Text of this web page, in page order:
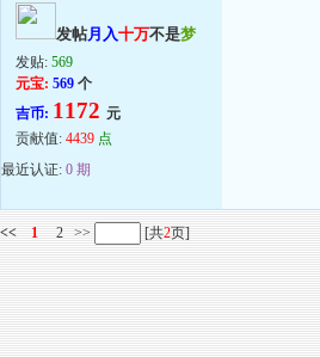
发帖月入十万不是梦
发贴: 569
元宝: 569 个
吉币: 1172 元
贡献值: 4439 点
最近认证: 0 期
<< 1 2 >> [共2页]